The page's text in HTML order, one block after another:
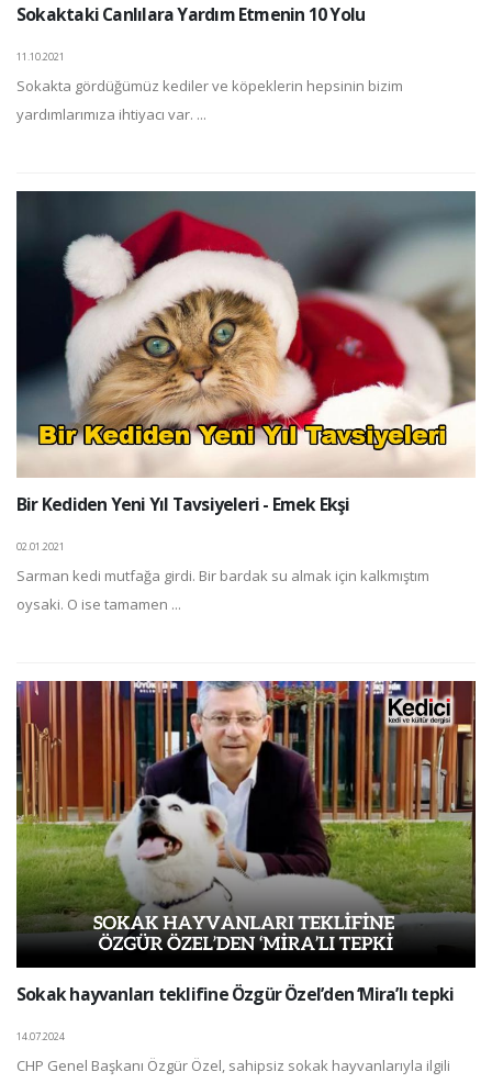
Sokaktaki Canlılara Yardım Etmenin 10 Yolu
11.10.2021
Sokakta gördüğümüz kediler ve köpeklerin hepsinin bizim
yardımlarımıza ihtiyacı var. ...
Bir Kediden Yeni Yıl Tavsiyeleri - Emek Ekşi
02.01.2021
Sarman kedi mutfağa girdi. Bir bardak su almak için kalkmıştım
oysaki. O ise tamamen ...
Sokak hayvanları teklifine Özgür Özel’den ‘Mira’lı tepki
14.07.2024
CHP Genel Başkanı Özgür Özel, sahipsiz sokak hayvanlarıyla ilgili